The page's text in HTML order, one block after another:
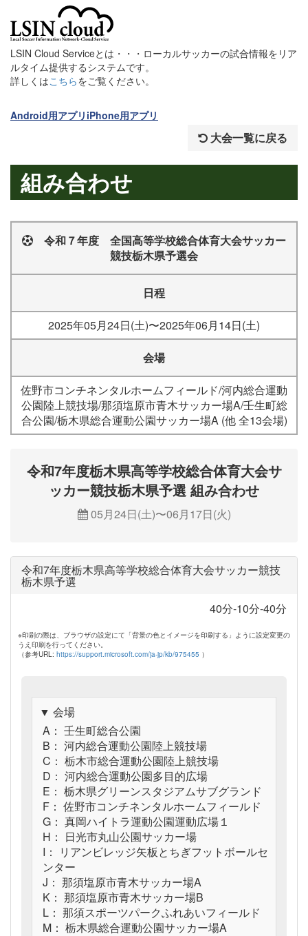
LSIN Cloud Serviceとは・・・ローカルサッカーの試合情報をリア
ルタイム提供するシステムです。
詳しくはこちらをご覧ください。
Android用アプリ iPhone用アプリ
大会一覧に戻る
組み合わせ
令和７年度 全国高等学校総合体育大会サッカー
競技栃木県予選会
日程
2025年05月24日(土)〜2025年06月14日(土)
会場
佐野市コンチネンタルホームフィールド/河内総合運動
公園陸上競技場/那須塩原市青木サッカー場A/壬生町総
合公園/栃木県総合運動公園サッカー場A (他 全13会場)
令和7年度栃木県高等学校総合体育大会サ
ッカー競技栃木県予選 組み合わせ
05月24日(土)〜06月17日(火)
令和7年度栃木県高等学校総合体育大会サッカー競技
栃木県予選
40分-10分-40分
※印刷の際は、ブラウザの設定にて「背景の色とイメージを印刷する」ように設定変更の
うえ印刷を行ってください。
（参考URL: https://support.microsoft.com/ja-jp/kb/975455 ）
▼ 会場
A： 壬生町総合公園
B： 河内総合運動公園陸上競技場
C： 栃木市総合運動公園陸上競技場
D： 河内総合運動公園多目的広場
E： 栃木県グリーンスタジアムサブグランド
F： 佐野市コンチネンタルホームフィールド
G： 真岡ハイトラ運動公園運動広場１
H： 日光市丸山公園サッカー場
I： リアンビレッジ矢板とちぎフットボールセ
ンター
J： 那須塩原市青木サッカー場A
K： 那須塩原市青木サッカー場B
L： 那須スポーツパークふれあいフィールド
M： 栃木県総合運動公園サッカー場A